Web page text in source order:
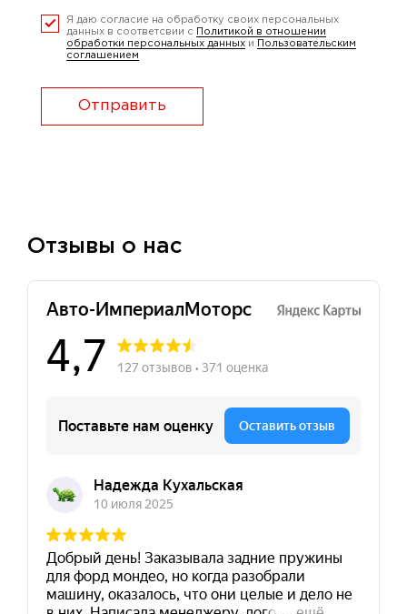
Я даю согласие на обработку своих персональных
данных в соответсвии с
Политикой в отношении
обработки персональных данных и
Пользовательским
соглашением
Отправить
Отзывы о нас